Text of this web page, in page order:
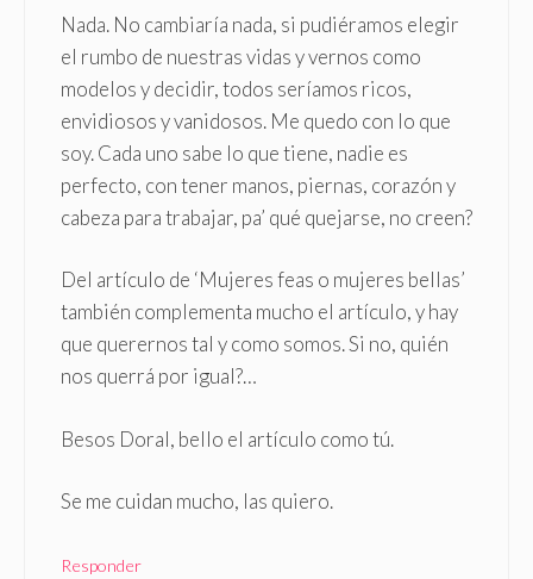
Nada. No cambiaría nada, si pudiéramos elegir
el rumbo de nuestras vidas y vernos como
modelos y decidir, todos seríamos ricos,
envidiosos y vanidosos. Me quedo con lo que
soy. Cada uno sabe lo que tiene, nadie es
perfecto, con tener manos, piernas, corazón y
cabeza para trabajar, pa’ qué quejarse, no creen?
Del artículo de ‘Mujeres feas o mujeres bellas’
también complementa mucho el artículo, y hay
que querernos tal y como somos. Si no, quién
nos querrá por igual?…
Besos Doral, bello el artículo como tú.
Se me cuidan mucho, las quiero.
Responder